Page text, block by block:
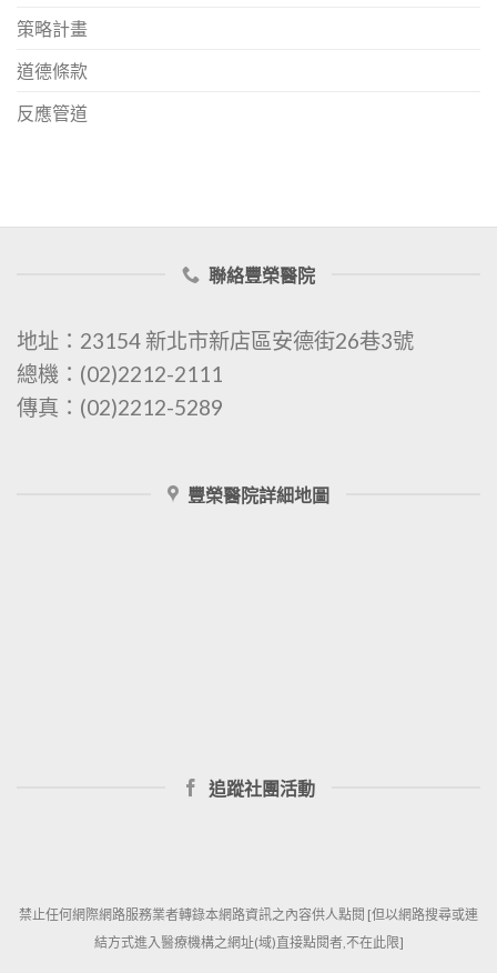
策略計畫
道德條款
反應管道
聯絡豐榮醫院
地址：23154 新北市新店區安德街26巷3號
總機：(02)2212-2111
傳真：(02)2212-5289
豐榮醫院詳細地圖
追蹤社團活動
禁止任何網際網路服務業者轉錄本網路資訊之內容供人點閱 [但以網路搜尋或連
結方式進入醫療機構之網址(域)直接點閱者,不在此限]